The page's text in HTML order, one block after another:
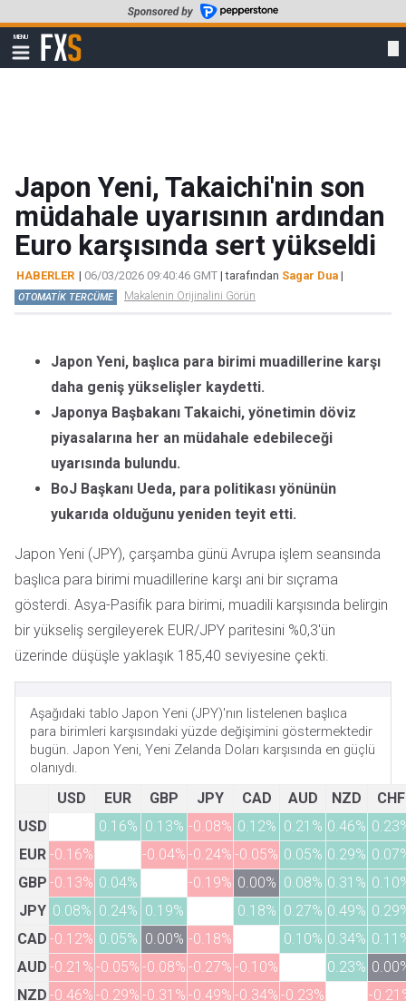
to
main
content
MENU
Show
navigation
FXStreet
Japon Yeni, Takaichi'nin son
müdahale uyarısının ardından
Euro karşısında sert yükseldi
HABERLER | 06/03/2026 09:40:46 GMT | tarafından Sagar Dua |
OTOMATİK TERCÜME Makalenin Orijinalini Görün
Japon Yeni, başlıca para birimi muadillerine karşı
daha geniş yükselişler kaydetti.
Japonya Başbakanı Takaichi, yönetimin döviz
piyasalarına her an müdahale edebileceği
uyarısında bulundu.
BoJ Başkanı Ueda, para politikası yönünün
yukarıda olduğunu yeniden teyit etti.
Japon Yeni (JPY), çarşamba günü Avrupa işlem seansında
başlıca para birimi muadillerine karşı ani bir sıçrama
gösterdi. Asya-Pasifik para birimi, muadili karşısında belirgin
bir yükseliş sergileyerek EUR/JPY paritesini %0,3'ün
üzerinde düşüşle yaklaşık 185,40 seviyesine çekti.
Aşağıdaki tablo Japon Yeni (JPY)'nın listelenen başlıca
para birimleri karşısındaki yüzde değişimini göstermektedir
bugün. Japon Yeni, Yeni Zelanda Doları karşısında en güçlü
olanıydı.
USD EUR GBP JPY CAD AUD NZD
CHF
USD
0.16% 0.13% -0.08% 0.12% 0.21% 0.46%
EUR -0.16% -0.04% -0.24% -0.05% 0.05% 0.29%
GBP -0.13% 0.04% -0.19% 0.00% 0.08% 0.31%
JPY 0.08% 0.24% 0.19% 0.18% 0.27% 0.49%
CAD -0.12% 0.05% 0.00% -0.18% 0.10% 0.34%
AUD -0.21% -0.05% -0.08% -0.27% -0.10% 0.23%
NZD -0.46% -0.29% -0.31% -0.49% -0.34% -0.23%
-